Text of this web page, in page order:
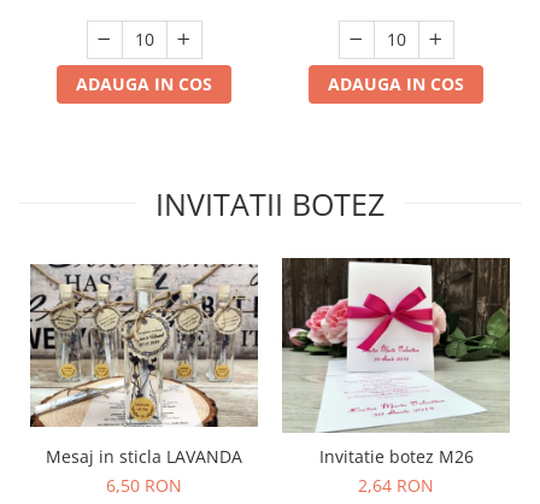
ADAUGA IN COS ADAUGA IN COS
INVITATII BOTEZ
Mesaj in sticla LAVANDA
6,50 RON
Invitatie botez M26
2,64 RON